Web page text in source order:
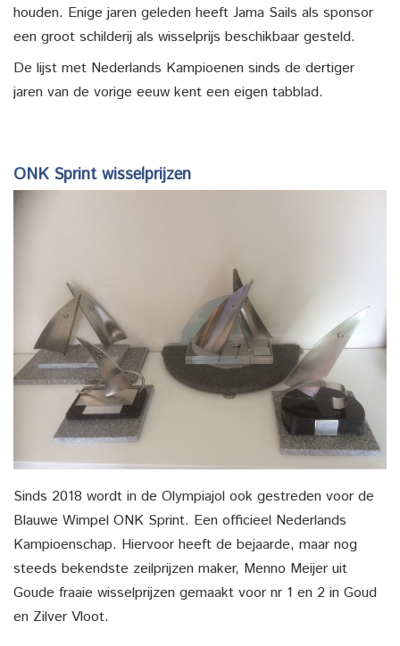
houden. Enige jaren geleden heeft Jama Sails als sponsor
een groot schilderij als wisselprijs beschikbaar gesteld.
De lijst met Nederlands Kampioenen sinds de dertiger
jaren van de vorige eeuw kent een eigen tabblad.
ONK Sprint wisselprijzen
Sinds 2018 wordt in de Olympiajol ook gestreden voor de
Blauwe Wimpel ONK Sprint. Een officieel Nederlands
Kampioenschap. Hiervoor heeft de bejaarde, maar nog
steeds bekendste zeilprijzen maker, Menno Meijer uit
Goude fraaie wisselprijzen gemaakt voor nr 1 en 2 in Goud
en Zilver Vloot.